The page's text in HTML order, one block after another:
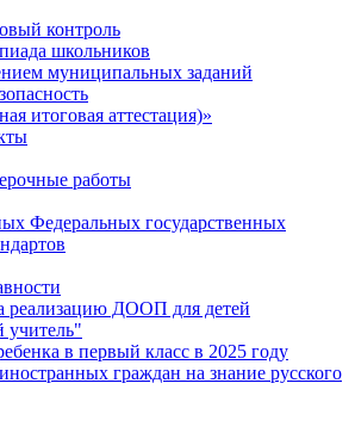
контроль
школьников
муниципальных заданий
итоговая аттестация)»
работы
Федеральных государственных
реализацию ДООП для детей
учитель"
в первый класс в 2025 году
граждан на знание русского